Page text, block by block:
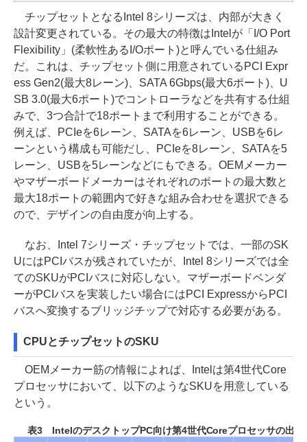
チップセットとなるIntel 8シリーズは、内部が大きく
設計変更されている。その最大の特徴はIntelが「I/O Port
Flexibility」(柔軟性あるI/Oポート)と呼んでいる仕組み
だ。これは、チップセット側に用意されているPCI Expr
ess Gen2(最大8レーン)、SATA 6Gbps(最大6ポート)、U
SB 3.0(最大6ポート)でコントローラなどを共有する仕組
みで、3つ合計で18ポートまで利用することができる。
例えば、PCIeを6レーン、SATAを6レーン、USBを6レ
ーンという構成も可能だし、PCIeを8レーン、SATAを5
レーン、USBを5レーンなどにもできる。OEMメーカー
やマザーボードメーカーはそれぞれのポートの最大数と
最大18ポートの範囲内で好きな組み合わせを選択できる
ので、デザインの自由度が向上する。
なお、Intel 7シリーズ・チップセットでは、一部のSK
UにはPCIバスが残されていたが、Intel 8シリーズでは全
てのSKUがPCIバスに対応しない。マザーボードベンダ
ーがPCIバスを実装したい場合にはPCI ExpressからPCI
バスへ変換するブリッジチップで対応する必要がある。
CPUとチップセットのSKU
OEMメーカー筋の情報によれば、Intelは第4世代Core
プロセッサにおいて、以下のようなSKUを用意している
という。
表3 IntelのデスクトップPC向け第4世代Coreプロセッサの出荷